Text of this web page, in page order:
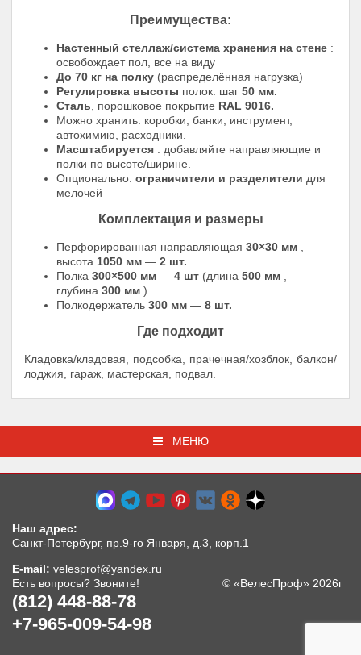
Преимущества:
Настенный стеллаж/система хранения на стене :
освобождает пол, все на виду
До 70 кг на полку (распределённая нагрузка)
Регулировка высоты полок: шаг 50 мм.
Сталь , порошковое покрытие RAL 9016.
Можно хранить: коробки, банки, инструмент,
автохимию, расходники.
Масштабируется : добавляйте направляющие и
полки по высоте/ширине.
Опционально: ограничители и разделители для
мелочей
Комплектация и размеры
Перфорированная направляющая 30×30 мм
высота 1050 мм — 2 шт.
Полка 300×500 мм — 4 шт (длина 500 мм
глубина 300 мм )
Полкодержатель 300 мм — 8 шт.
Где подходит
Кладовка/кладовая, подсобка, прачечная/хозблок, балкон/
лоджия, гараж, мастерская, подвал.
МЕНЮ
Наш адрес:
Санкт-Петербург, пр.9-го Января, д.3, корп.1
E-mail: velesprof@yandex.ru
Есть вопросы? Звоните!
(812) 448-88-78
+7-965-009-54-98
© «ВелесПроф» 2026г